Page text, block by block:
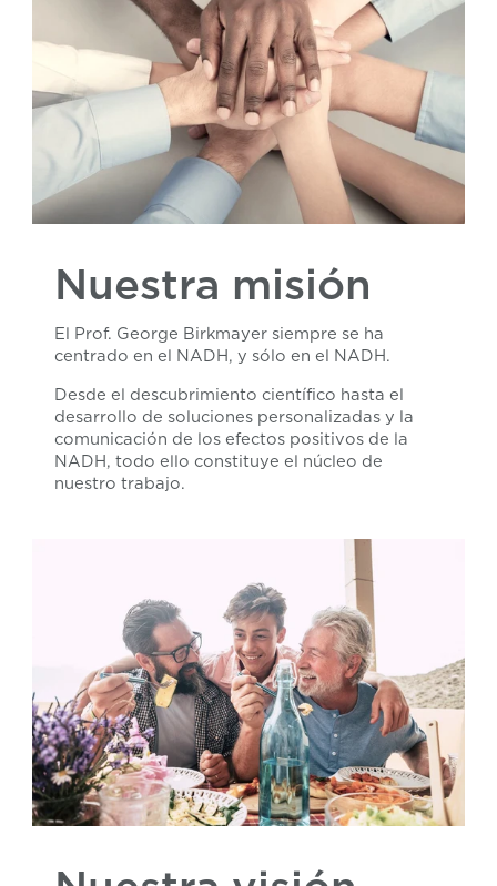
Nuestra misión
El Prof. George Birkmayer siempre se ha
centrado en el NADH, y sólo en el NADH.
Desde el descubrimiento científico hasta el
desarrollo de soluciones personalizadas y la
comunicación de los efectos positivos de la
NADH, todo ello constituye el núcleo de
nuestro trabajo.